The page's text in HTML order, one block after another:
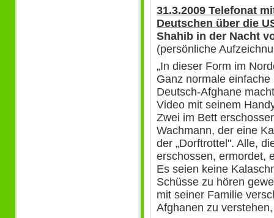
31.3.2009 Telefonat
Deutschen über die
Shahib in der Nacht
(persönliche
„In dieser Form im
Ganz normale
Deutsch-Afghane
Video mit seinem
Zwei im Bett
Wachmann, der eine
der „Dorftrottel". Alle,
erschossen, ermordet,
Es seien keine
Schüsse zu hören
mit seiner Familie
Afghanen zu